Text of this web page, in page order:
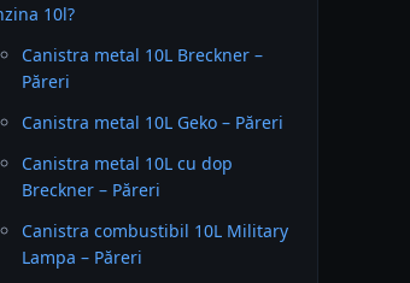
10l?
Canistra metal 10L Breckner –
Păreri
Canistra metal 10L Geko – Păreri
Canistra metal 10L cu dop
Breckner – Păreri
Canistra combustibil 10L Military
Lampa – Păreri